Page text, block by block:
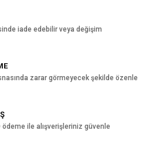
iade edebilir veya değişim
zarar görmeyecek şekilde özenle
ödeme ile alışverişleriniz güvenle